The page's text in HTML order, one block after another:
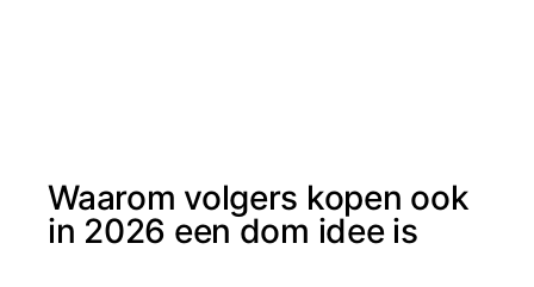
Waarom volgers kopen ook
in 2026 een dom idee is